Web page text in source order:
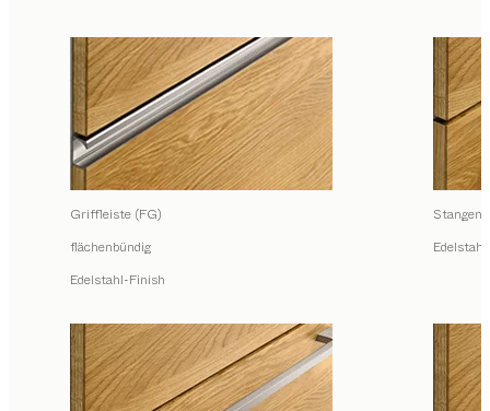
Griffleiste (FG)
flächenbündig
Edelstahl-Finish